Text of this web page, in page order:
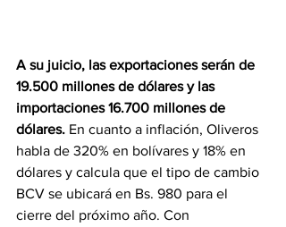
A su juicio, las exportaciones serán de
19.500 millones de dólares y las
importaciones 16.700 millones de
dólares. En cuanto a inflación, Oliveros
habla de 320% en bolívares y 18% en
dólares y calcula que el tipo de cambio
BCV se ubicará en Bs. 980 para el
cierre del próximo año. Con